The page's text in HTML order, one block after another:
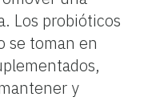
Los probióticos
se toman en
y